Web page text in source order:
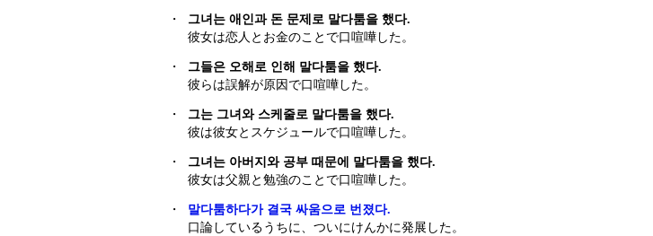
・
그녀는 애인과 돈 문제로 말다툼을 했다.
彼女は恋人とお金のことで口喧嘩した。
・
그들은 오해로 인해 말다툼을 했다.
彼らは誤解が原因で口喧嘩した。
・
그는 그녀와 스케줄로 말다툼을 했다.
彼は彼女とスケジュールで口喧嘩した。
・
그녀는 아버지와 공부 때문에 말다툼을 했다.
彼女は父親と勉強のことで口喧嘩した。
・
말다툼하다가 결국 싸움으로 번졌다.
口論しているうちに、ついにけんかに発展した。